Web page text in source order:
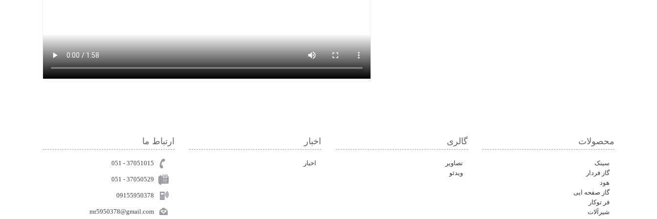
محصولات
سینک
گاز فردار
هود
گاز صفحه ایی
فر توکار
شیرآلات
گالری
تصاویر
ویدئو
اخبار
اخبار
ارتباط ما
37051015 - 051
051 - 37050529
09155950378
mr5950378@gmail.com